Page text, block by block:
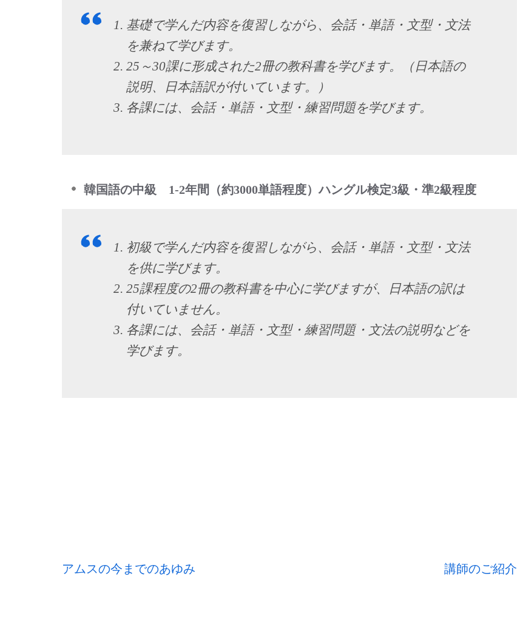
基礎で学んだ内容を復習しながら、会話・単語・文型・文法
を兼ねて学びます。
25～30課に形成された2冊の教科書を学びます。（日本語の
説明、日本語訳が付いています。）
各課には、会話・単語・文型・練習問題を学びます。
韓国語の中級 1-2年間（約3000単語程度）ハングル検定3級・準2級程度
初級で学んだ内容を復習しながら、会話・単語・文型・文法
を供に学びます。
25課程度の2冊の教科書を中心に学びますが、日本語の訳は
付いていません。
各課には、会話・単語・文型・練習問題・文法の説明などを
学びます。
投
アムスの今までのあゆみ 講師のご紹介